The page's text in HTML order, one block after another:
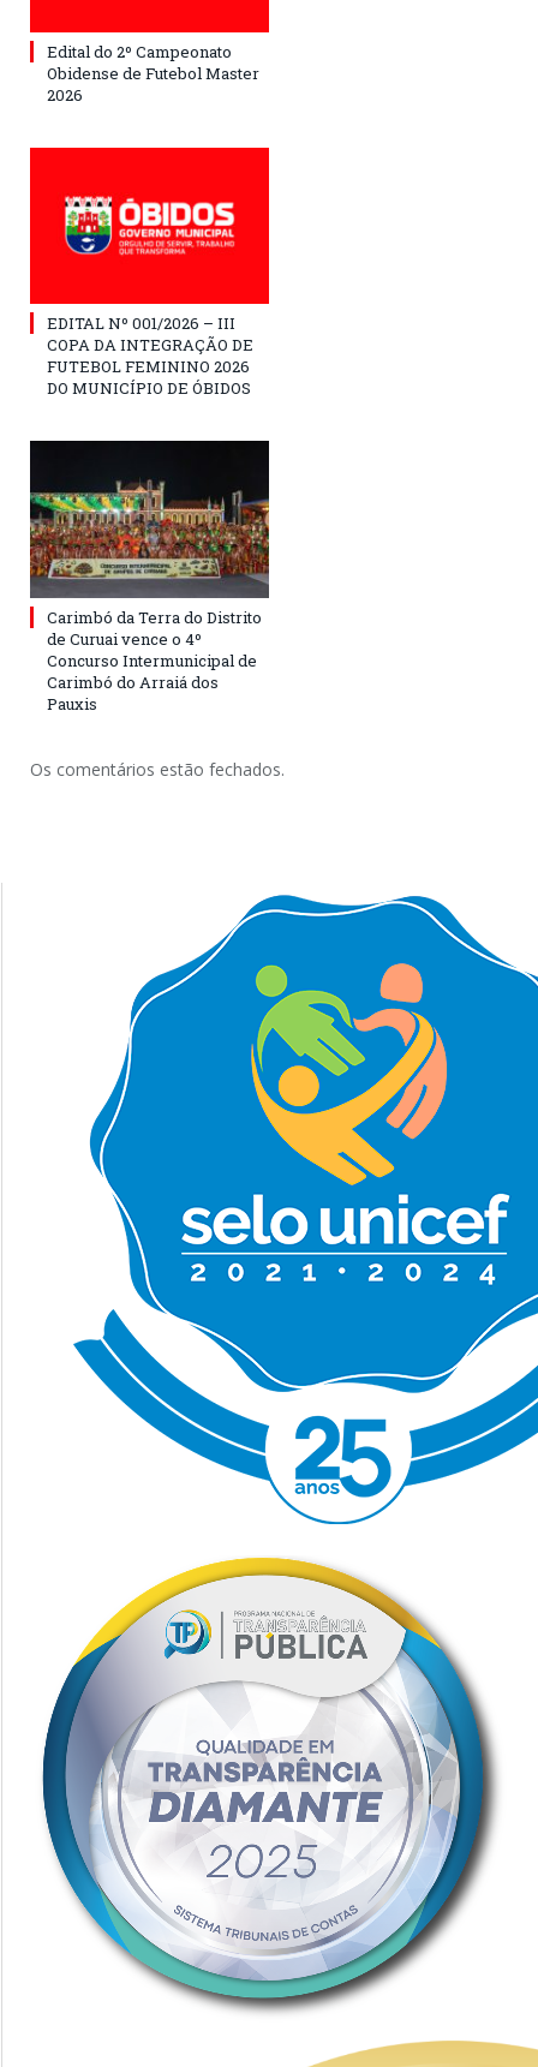
Edital do 2º Campeonato
Obidense de Futebol Master
2026
EDITAL Nº 001/2026 – III
COPA DA INTEGRAÇÃO DE
FUTEBOL FEMININO 2026
DO MUNICÍPIO DE ÓBIDOS
Carimbó da Terra do Distrito
de Curuai vence o 4º
Concurso Intermunicipal de
Carimbó do Arraiá dos
Pauxis
Os comentários estão fechados.